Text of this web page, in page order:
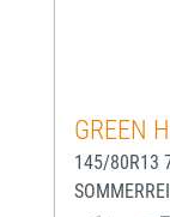
GREEN
145/80R13